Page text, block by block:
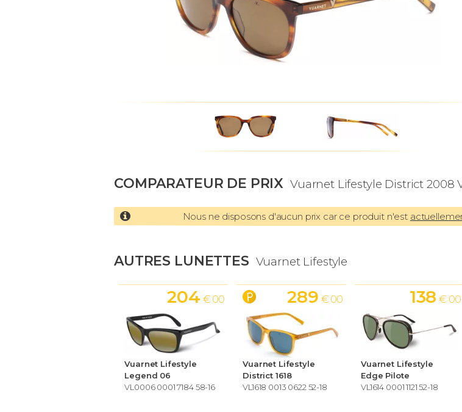
COMPARATEUR DE PRIX Vuarnet Lifestyle District 2008
Nous ne disposons d'aucun prix car ce produit n'est
AUTRES LUNETTES Vuarnet Lifestyle
Vuarnet Lifestyle
Legend 06
VL0006 0001 7184 58-16
204 € 00
Vuarnet Lifestyle
District 1618
VL1618 0013 0622 52-18
289 € 00
Vuarnet Lifestyle
Edge Pilote
VL1614 0001 1121 52-18
138 € 00